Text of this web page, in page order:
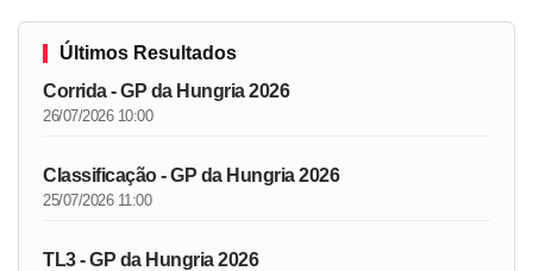
Últimos Resultados
Corrida - GP da Hungria 2026
26/07/2026 10:00
Classificação - GP da Hungria 2026
25/07/2026 11:00
TL3 - GP da Hungria 2026